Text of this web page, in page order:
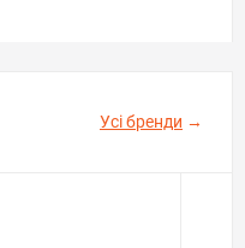
Усі бренди →